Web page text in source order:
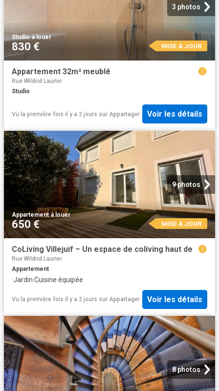
3 photos
Studio·à louer
830 € MISE À JOUR
Appartement 32m² meublé
Rue Wildrid Laurier
Studio
Vu la première fois il y a 2 jours sur Appartager Voir les détails
9 photos
Appartement·à louer
650 € MISE À JOUR
CoLiving Villejuif – Un espace de coliving haut de
Rue Wildrid Laurier
Appartement
·Jardin·Cuisine équipée
Vu la première fois il y a 2 jours sur Appartager Voir les détails
8 photos